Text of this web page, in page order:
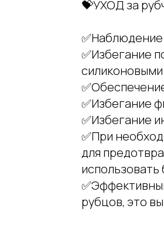
💝УХОД за
✅Избегание
✅Избегание
✅Избегание
✅При
для
использовать
рубцов, это